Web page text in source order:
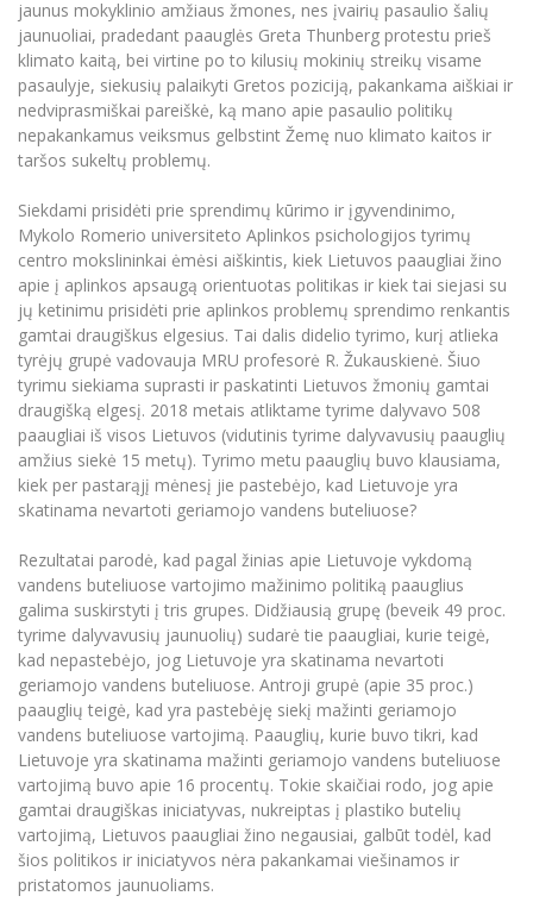
jaunus mokyklinio amžiaus žmones, nes įvairių pasaulio šalių
jaunuoliai, pradedant paauglės Greta Thunberg protestu prieš
klimato kaitą, bei virtine po to kilusių mokinių streikų visame
pasaulyje, siekusių palaikyti Gretos poziciją, pakankama aiškiai ir
nedviprasmiškai pareiškė, ką mano apie pasaulio politikų
nepakankamus veiksmus gelbstint Žemę nuo klimato kaitos ir
taršos sukeltų problemų.
Siekdami prisidėti prie sprendimų kūrimo ir įgyvendinimo,
Mykolo Romerio universiteto Aplinkos psichologijos tyrimų
centro mokslininkai ėmėsi aiškintis, kiek Lietuvos paaugliai žino
apie į aplinkos apsaugą orientuotas politikas ir kiek tai siejasi su
jų ketinimu prisidėti prie aplinkos problemų sprendimo renkantis
gamtai draugiškus elgesius. Tai dalis didelio tyrimo, kurį atlieka
tyrėjų grupė vadovauja MRU profesorė R. Žukauskienė. Šiuo
tyrimu siekiama suprasti ir paskatinti Lietuvos žmonių gamtai
draugišką elgesį. 2018 metais atliktame tyrime dalyvavo 508
paaugliai iš visos Lietuvos (vidutinis tyrime dalyvavusių paauglių
amžius siekė 15 metų). Tyrimo metu paauglių buvo klausiama,
kiek per pastarąjį mėnesį jie pastebėjo, kad Lietuvoje yra
skatinama nevartoti geriamojo vandens buteliuose?
Rezultatai parodė, kad pagal žinias apie Lietuvoje vykdomą
vandens buteliuose vartojimo mažinimo politiką paauglius
galima suskirstyti į tris grupes. Didžiausią grupę (beveik 49 proc.
tyrime dalyvavusių jaunuolių) sudarė tie paaugliai, kurie teigė,
kad nepastebėjo, jog Lietuvoje yra skatinama nevartoti
geriamojo vandens buteliuose. Antroji grupė (apie 35 proc.)
paauglių teigė, kad yra pastebėję siekį mažinti geriamojo
vandens buteliuose vartojimą. Paauglių, kurie buvo tikri, kad
Lietuvoje yra skatinama mažinti geriamojo vandens buteliuose
vartojimą buvo apie 16 procentų. Tokie skaičiai rodo, jog apie
gamtai draugiškas iniciatyvas, nukreiptas į plastiko butelių
vartojimą, Lietuvos paaugliai žino negausiai, galbūt todėl, kad
šios politikos ir iniciatyvos nėra pakankamai viešinamos ir
pristatomos jaunuoliams.